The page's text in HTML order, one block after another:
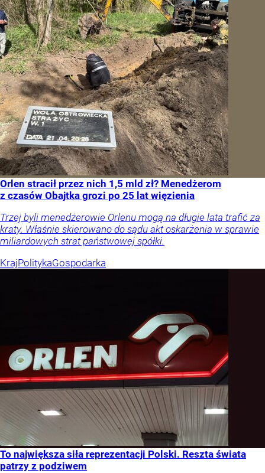
Orlen stracił przez nich 1,5 mld zł? Menedżerom
z czasów Obajtka grozi po 25 lat więzienia
Trzej byli menedżerowie Orlenu mogą na długie lata trafić za
kraty. Właśnie skierowano do sądu akt oskarżenia w sprawie
miliardowych strat państwowej spółki.
KrajPolitykaGospodarka
To największa siła reprezentacji Polski. Reszta świata
patrzy z podziwem